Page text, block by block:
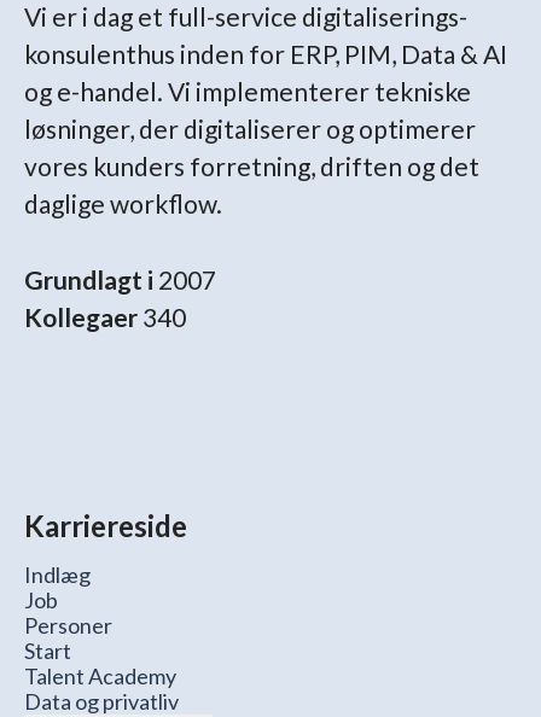
Vi er i dag et full-service digitaliserings-
konsulenthus inden for ERP, PIM, Data & AI
og e-handel. Vi implementerer tekniske
løsninger, der digitaliserer og optimerer
vores kunders forretning, driften og det
daglige workflow.
Grundlagt i 2007
Kollegaer 340
Karriereside
Indlæg
Job
Personer
Start
Talent Academy
Data og privatliv